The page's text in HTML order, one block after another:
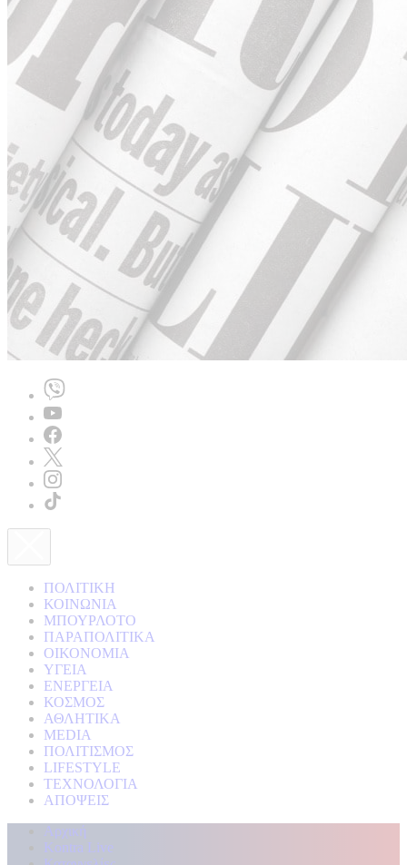
ΠΟΛΙΤΙΚΗ
ΚΟΙΝΩΝΙΑ
ΜΠΟΥΡΛΟΤΟ
ΠΑΡΑΠΟΛΙΤΙΚΑ
ΟΙΚΟΝΟΜΙΑ
ΥΓΕΙΑ
ΕΝΕΡΓΕΙΑ
ΚΟΣΜΟΣ
ΑΘΛΗΤΙΚΑ
MEDIA
ΠΟΛΙΤΙΣΜΟΣ
LIFESTYLE
ΤΕΧΝΟΛΟΓΙΑ
ΑΠΟΨΕΙΣ
Αρχική
Kontra Live